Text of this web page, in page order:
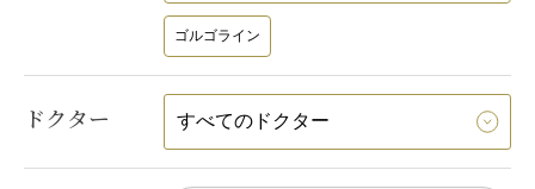
ゴルゴライン
ドクター